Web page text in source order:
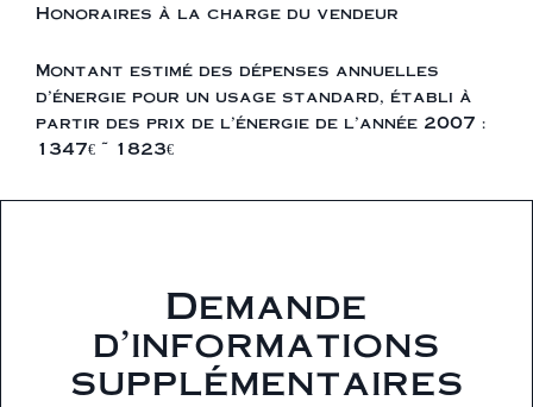
Honoraires à la charge du vendeur
Montant estimé des dépenses annuelles
d'énergie pour un usage standard, établi à
partir des prix de l'énergie de l'année 2007 :
1347€ ~ 1823€
Demande
d'informations
supplémentaires